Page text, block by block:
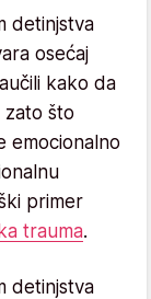
detinjstva
osećaj
kako da
zato što
emocionalno
primer
trauma.
detinjstva